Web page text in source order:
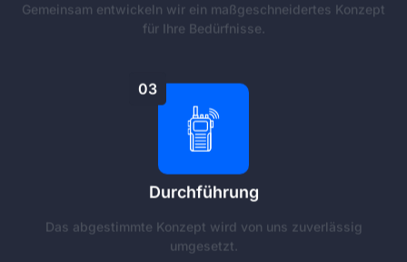
Gemeinsam entwickeln wir ein maßgeschneidertes Konzept
für Ihre Bedürfnisse.
03
Durchführung
Das abgestimmte Konzept wird von uns zuverlässig
umgesetzt.